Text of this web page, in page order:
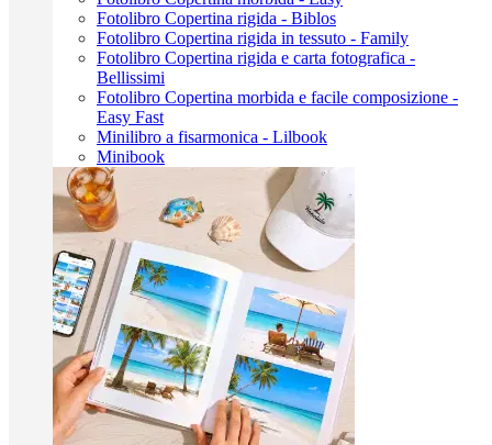
Fotolibro Copertina rigida - Biblos
Fotolibro Copertina rigida in tessuto - Family
Fotolibro Copertina rigida e carta fotografica -
Bellissimi
Fotolibro Copertina morbida e facile composizione -
Easy Fast
Minilibro a fisarmonica - Lilbook
Minibook